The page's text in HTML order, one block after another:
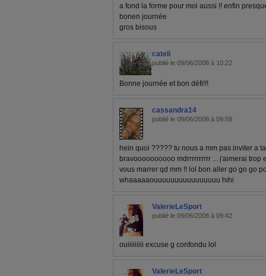
a fond la forme pour moi aussi !! enfin
bonen journée
gros bisous
cateli
publié le 09/06/2008 à 10:22
Bonne journée et bon défi!!!
cassandra14
publié le 09/06/2008 à 09:58
hein quoi ????? tu nous a mm pas inviter a
bravoooooooooo mdrrrrrrrrrr ... j'aimerai trop
vous marrer qd mm !! lol bon aller go go go
whaaaaaouuuuuuuuuuuuuuuu hihi
ValerieLeSport
publié le 09/06/2008 à 09:42
ouiiiiiiiii excuse g confondu lol
ValerieLeSport